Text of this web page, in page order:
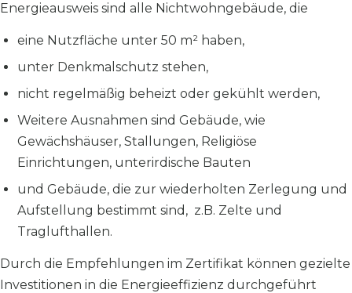
Energieausweis sind alle Nichtwohngebäude, die
eine Nutzfläche unter 50 m² haben,
unter Denkmalschutz stehen,
nicht regelmäßig beheizt oder gekühlt werden,
Weitere Ausnahmen sind Gebäude, wie
Gewächshäuser, Stallungen, Religiöse
Einrichtungen, unterirdische Bauten
und Gebäude, die zur wiederholten Zerlegung und
Aufstellung bestimmt sind, z.B. Zelte und
Traglufthallen.
Durch die Empfehlungen im Zertifikat können gezielte
Investitionen in die Energieeffizienz durchgeführt